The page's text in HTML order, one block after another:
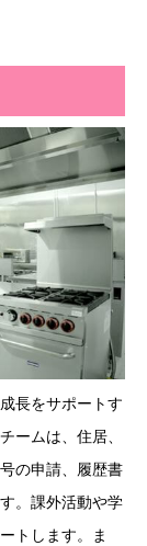
長をサポートす
ームは、住居、
の申請、履歴書
。課外活動や学
トします。ま